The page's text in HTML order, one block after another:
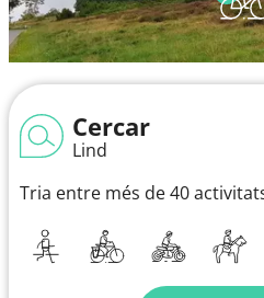
Cercar
Lind
Tria entre més de 40